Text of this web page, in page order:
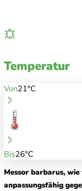
Temperatur
Von21°C
Bis26°C
Messor barbarus,
anpassungsfähig